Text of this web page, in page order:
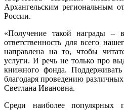
Архангельским региональным
России.
«Получение такой награды –
ответственность для всего
направлена на то, чтобы
услуги. И речь не только про
книжного фонда. Поддерживать
благодаря проведению
Светлана Ивановна.
Среди наиболее популярных